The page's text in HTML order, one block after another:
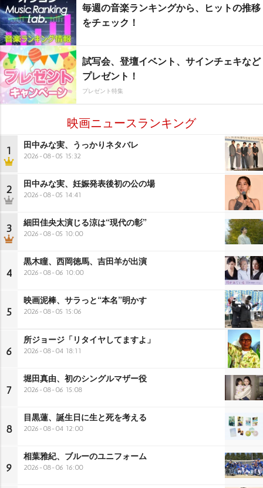
毎週の音楽ランキングから、ヒットの推移
をチェック！
試写会、登壇イベント、サインチェキなど
プレゼント！
プレゼント特集
映画ニュースランキング
1 田中みな実、うっかりネタバレ
2026-08-05 15:32
2 田中みな実、妊娠発表後初の公の場
2026-08-05 14:41
3 細田佳央太演じる涼は“現代の彰”
2026-08-05 10:00
4
黒木瞳、西岡徳馬、吉田羊が出演
2026-08-06 10:00
5
映画泥棒、サラっと“本名”明かす
2026-08-05 15:06
6
所ジョージ「リタイヤしてますよ」
2026-08-04 18:11
7
堀田真由、初のシングルマザー役
2026-08-06 15:08
8
目黒蓮、誕生日に生と死を考える
2026-08-04 12:00
9
相葉雅紀、ブルーのユニフォーム
2026-08-06 16:00